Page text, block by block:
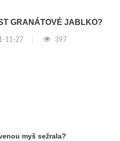
GRANÁTOVÉ JABLKO?
11-27 397
myš sežrala?